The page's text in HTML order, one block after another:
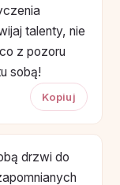
talenty, nie
z pozoru
sobą!
Kopiuj
drzwi do